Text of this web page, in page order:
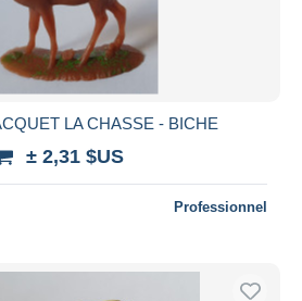
LA CHASSE - BICHE
± 2,31 $US
Professionnel